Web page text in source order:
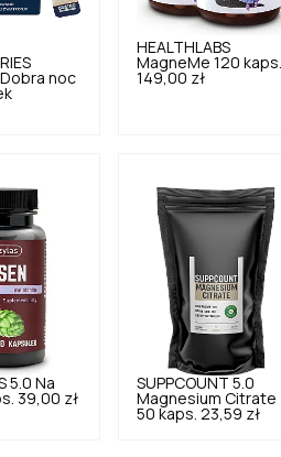
noc
HEALTHLABS
MagneMe 120 kaps.
149,00 zł
5.0 Na
39,00 zł
SUPPCOUNT 5.0
Magnesium Citrate
50 kaps. 23,59 zł